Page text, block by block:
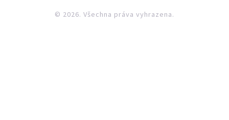
© 2026. Všechna práva vyhrazena.